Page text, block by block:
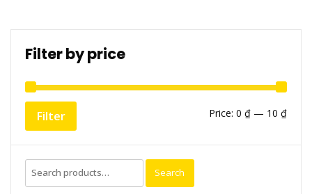
Filter by price
Min
Max
Filter Price: 0 ₫ — 10 ₫
Search
for:
Search